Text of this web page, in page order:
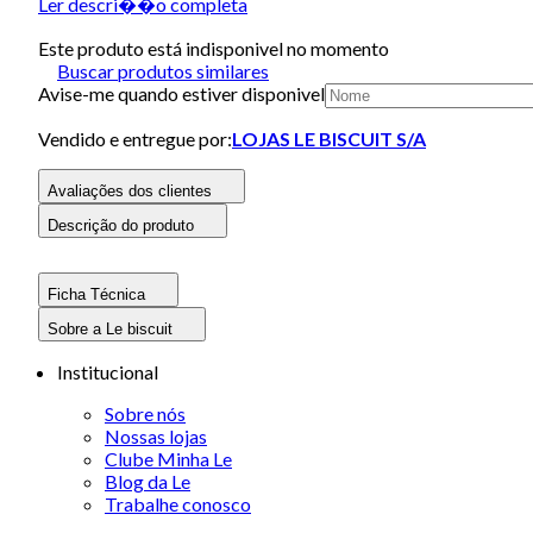
Este produto está indisponivel no momento
Buscar produtos similares
Avise-me quando estiver disponivel
Vendido e entregue por:LOJAS LE BISCUIT S/A
Avaliações dos clientes
Descrição do produto
Ficha Técnica
Sobre a Le biscuit
Institucional
Sobre nós
Nossas lojas
Clube Minha Le
Blog da Le
Trabalhe conosco